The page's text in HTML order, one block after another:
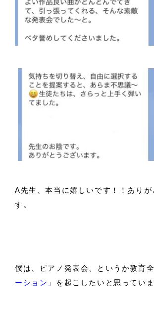
A先生、本当に嬉しいです！！ありが
す。
僕は、ピアノ発表会、というか教育
ーション」
を起こしたいと思っていま